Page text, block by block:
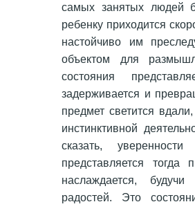
самых занятых людей
ребенку приходится
настойчиво им
объектом для
состояния
задерживается и
предмет светится
инстинктивной
сказать,
представляется
наслаждается,
радостей. Это